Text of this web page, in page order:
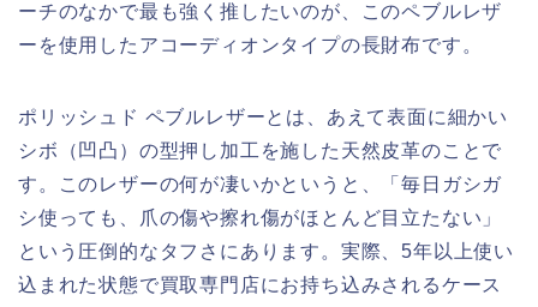
ーチのなかで最も強く推したいのが、このペブルレザ
ーを使用したアコーディオンタイプの長財布です。
ポリッシュド ペブルレザーとは、あえて表面に細かい
シボ（凹凸）の型押し加工を施した天然皮革のことで
す。このレザーの何が凄いかというと、「毎日ガシガ
シ使っても、爪の傷や擦れ傷がほとんど目立たない」
という圧倒的なタフさにあります。実際、5年以上使い
込まれた状態で買取専門店にお持ち込みされるケース